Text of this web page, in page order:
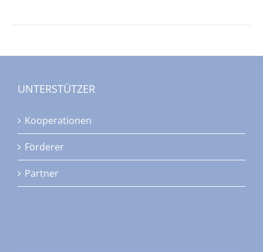
UNTERSTÜTZER
Kooperationen
Förderer
Partner